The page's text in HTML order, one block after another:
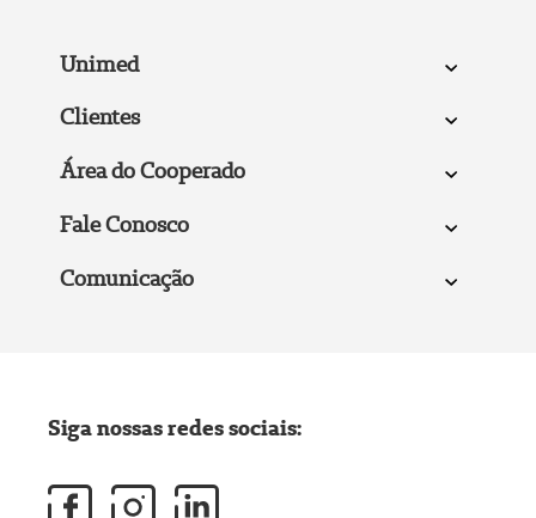
Unimed
Clientes
Área do Cooperado
Fale Conosco
Comunicação
Siga nossas redes sociais: